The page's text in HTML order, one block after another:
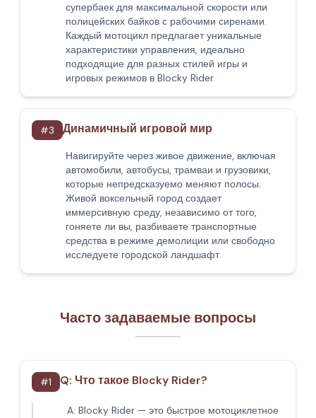
супербаек для максимальной скорости или
полицейских байков с рабочими сиренами.
Каждый мотоцикл предлагает уникальные
характеристики управления, идеально
подходящие для разных стилей игры и
игровых режимов в Blocky Rider.
#3 Динамичный игровой мир
Навигируйте через живое движение, включая
автомобили, автобусы, трамваи и грузовики,
которые непредсказуемо меняют полосы.
Живой воксельный город создает
иммерсивную среду, независимо от того,
гоняете ли вы, разбиваете транспортные
средства в режиме демолиции или свободно
исследуете городской ландшафт.
Часто задаваемые вопросы
#1 Q: Что такое Blocky Rider?
A: Blocky Rider — это быстрое мотоциклетное